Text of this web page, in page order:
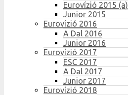
Eurovízió 2015 (a)
Junior 2015
Eurovízió 2016
A Dal 2016
Junior 2016
Eurovízió 2017
ESC 2017
A Dal 2017
Junior 2017
Eurovízió 2018